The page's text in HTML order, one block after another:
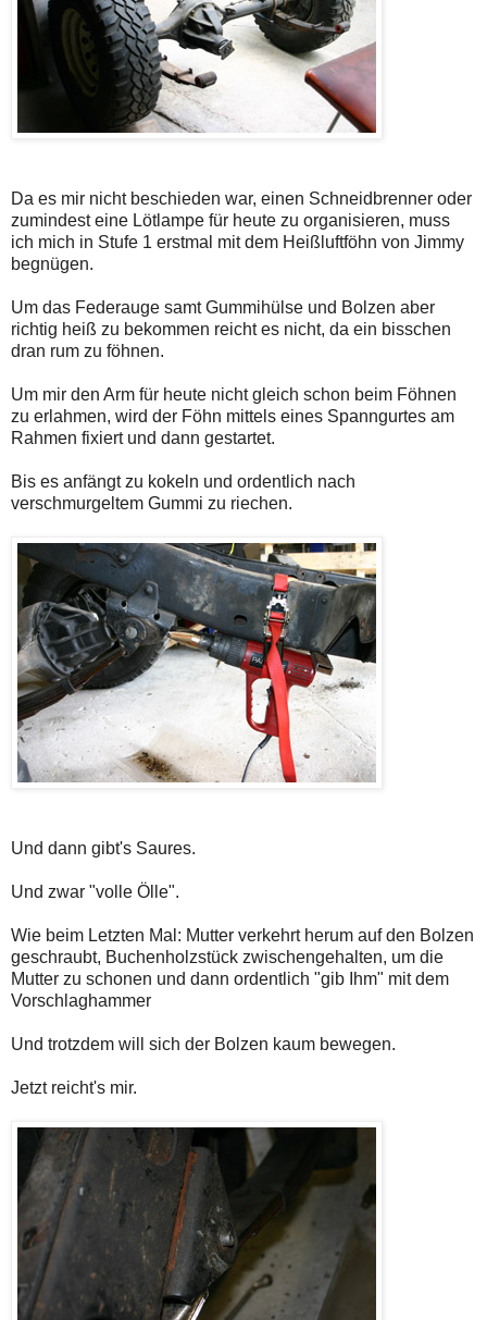
Da es mir nicht beschieden war, einen Schneidbrenner oder
zumindest eine Lötlampe für heute zu organisieren, muss
ich mich in Stufe 1 erstmal mit dem Heißluftföhn von Jimmy
begnügen.
Um das Federauge samt Gummihülse und Bolzen aber
richtig heiß zu bekommen reicht es nicht, da ein bisschen
dran rum zu föhnen.
Um mir den Arm für heute nicht gleich schon beim Föhnen
zu erlahmen, wird der Föhn mittels eines Spanngurtes am
Rahmen fixiert und dann gestartet.
Bis es anfängt zu kokeln und ordentlich nach
verschmurgeltem Gummi zu riechen.
Und dann gibt's Saures.
Und zwar "volle Ölle".
Wie beim Letzten Mal: Mutter verkehrt herum auf den Bolzen
geschraubt, Buchenholzstück zwischengehalten, um die
Mutter zu schonen und dann ordentlich "gib Ihm" mit dem
Vorschlaghammer
Und trotzdem will sich der Bolzen kaum bewegen.
Jetzt reicht's mir.